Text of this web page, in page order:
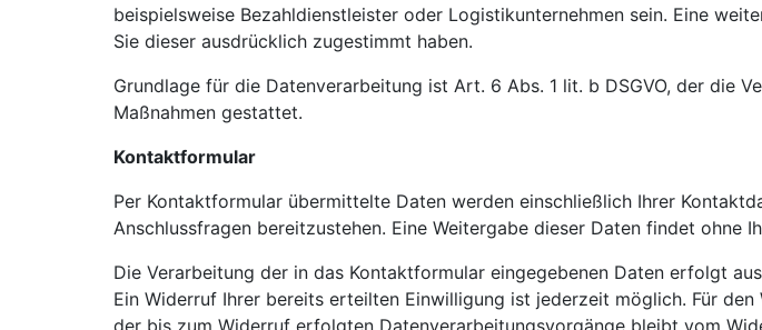
beispielsweise Bezahldienstleister oder Logistikunternehmen sein. Eine
Sie dieser ausdrücklich zugestimmt haben.
Grundlage für die Datenverarbeitung ist Art. 6 Abs. 1 lit. b DSGVO, der die
Maßnahmen gestattet.
Kontaktformular
Per Kontaktformular übermittelte Daten werden einschließlich Ihrer
Anschlussfragen bereitzustehen. Eine Weitergabe dieser Daten findet ohne
Die Verarbeitung der in das Kontaktformular eingegebenen Daten erfolgt
Ein Widerruf Ihrer bereits erteilten Einwilligung ist jederzeit möglich. Für
der bis zum Widerruf erfolgten Datenverarbeitungsvorgänge bleibt vom